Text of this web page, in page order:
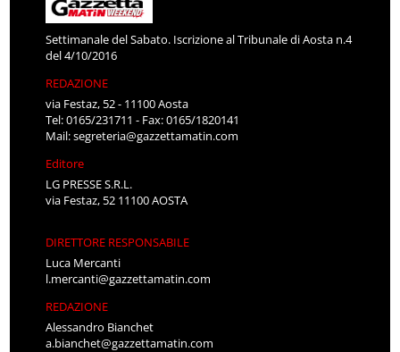
Settimanale del Sabato. Iscrizione al Tribunale di Aosta n.4
del 4/10/2016
REDAZIONE
via Festaz, 52 - 11100 Aosta
Tel: 0165/231711 - Fax: 0165/1820141
Mail:segreteria@gazzettamatin.com
Editore
LG PRESSE S.R.L.
via Festaz, 52 11100 AOSTA
DIRETTORE RESPONSABILE
Luca Mercanti
l.mercanti@gazzettamatin.com
REDAZIONE
Alessandro Bianchet
a.bianchet@gazzettamatin.com